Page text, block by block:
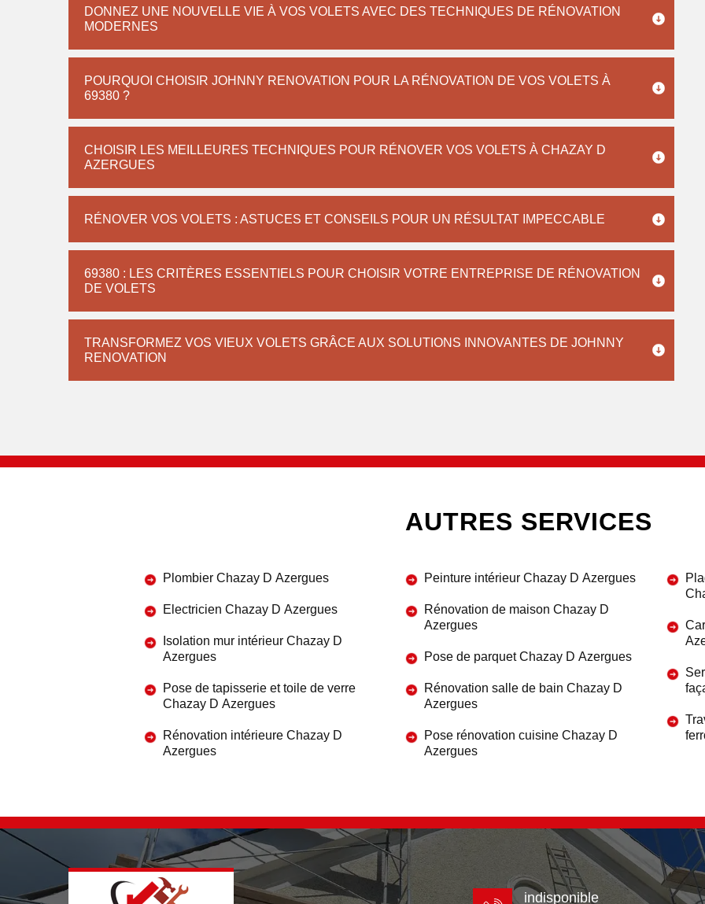
DONNEZ UNE NOUVELLE VIE À VOS VOLETS AVEC DES TECHNIQUES DE RÉNOVATION
MODERNES
POURQUOI CHOISIR JOHNNY RENOVATION POUR LA RÉNOVATION DE VOS VOLETS À
69380 ?
CHOISIR LES MEILLEURES TECHNIQUES POUR RÉNOVER VOS VOLETS À CHAZAY D
AZERGUES
RÉNOVER VOS VOLETS : ASTUCES ET CONSEILS POUR UN RÉSULTAT IMPECCABLE
69380 : LES CRITÈRES ESSENTIELS POUR CHOISIR VOTRE ENTREPRISE DE RÉNOVATION
DE VOLETS
TRANSFORMEZ VOS VIEUX VOLETS GRÂCE AUX SOLUTIONS INNOVANTES DE JOHNNY
RENOVATION
AUTRES SERVICES
Plombier Chazay D Azergues
Electricien Chazay D Azergues
Isolation mur intérieur Chazay D
Azergues
Pose de tapisserie et toile de verre
Chazay D Azergues
Rénovation intérieure Chazay D
Azergues
Peinture intérieur Chazay D Azergues
Rénovation de maison Chazay D
Azergues
Pose de parquet Chazay D Azergues
Rénovation salle de bain Chazay D
Azergues
Pose rénovation cuisine Chazay D
Azergues
indisponible